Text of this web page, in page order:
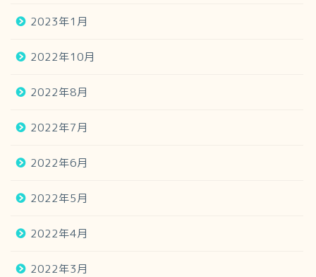
2023年1月
2022年10月
2022年8月
2022年7月
2022年6月
2022年5月
2022年4月
2022年3月